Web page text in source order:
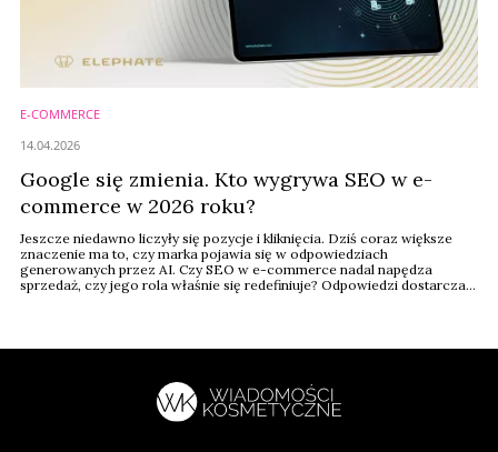
E-COMMERCE
Google się zmienia. Kto wygrywa SEO w e-
commerce w 2026 roku?
Jeszcze niedawno liczyły się pozycje i kliknięcia. Dziś coraz większe
znaczenie ma to, czy marka pojawia się w odpowiedziach
generowanych przez AI. Czy SEO w e-commerce nadal napędza
sprzedaż, czy jego rola właśnie się redefiniuje? Odpowiedzi dostarcza
14.04.2026